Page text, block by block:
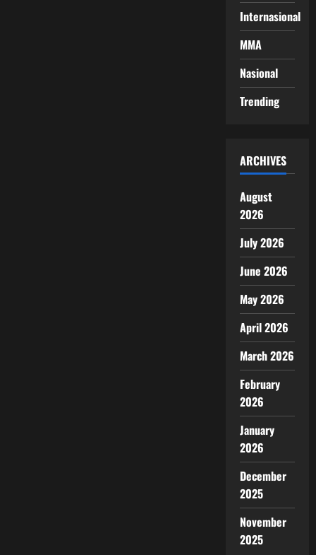
Internasional
MMA
Nasional
Trending
ARCHIVES
August
2026
July 2026
June 2026
May 2026
April 2026
March 2026
February
2026
January
2026
December
2025
November
2025